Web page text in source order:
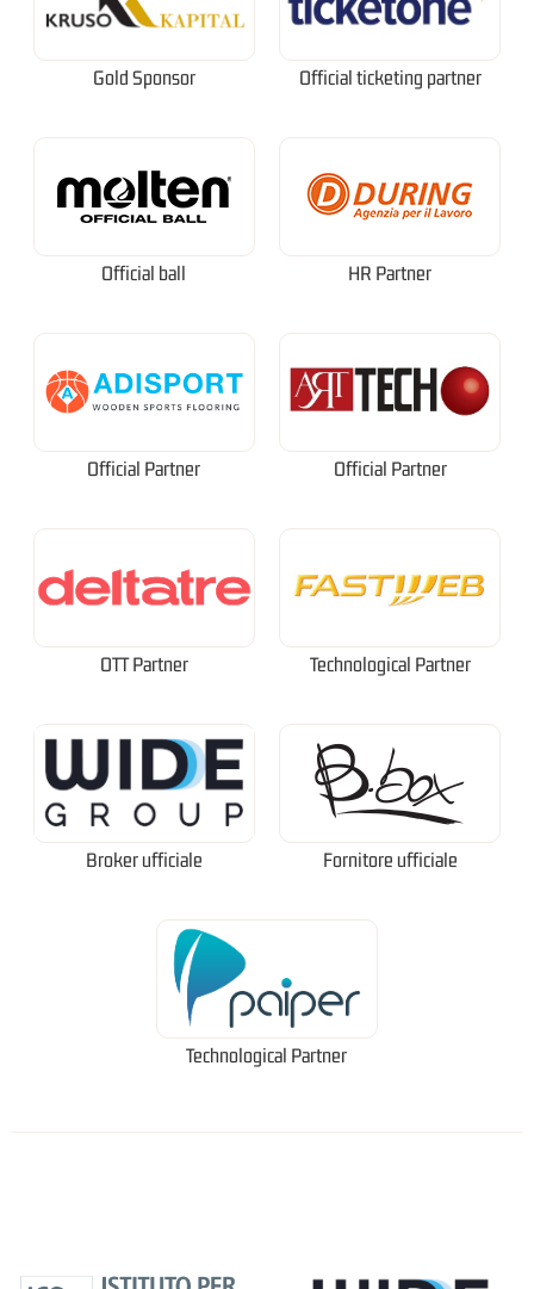
Gold Sponsor Official ticketing partner
Official ball HR Partner
Official Partner Official Partner
OTT Partner Technological Partner
Broker ufficiale Fornitore ufficiale
Technological Partner